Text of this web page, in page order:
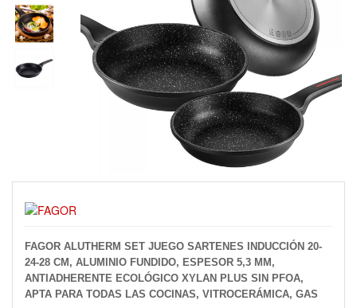
FAGOR ALUTHERM SET JUEGO SARTENES INDUCCIÓN 20-
24-28 CM, ALUMINIO FUNDIDO, ESPESOR 5,3 MM,
ANTIADHERENTE ECOLÓGICO XYLAN PLUS SIN PFOA,
APTA PARA TODAS LAS COCINAS, VITROCERÁMICA, GAS